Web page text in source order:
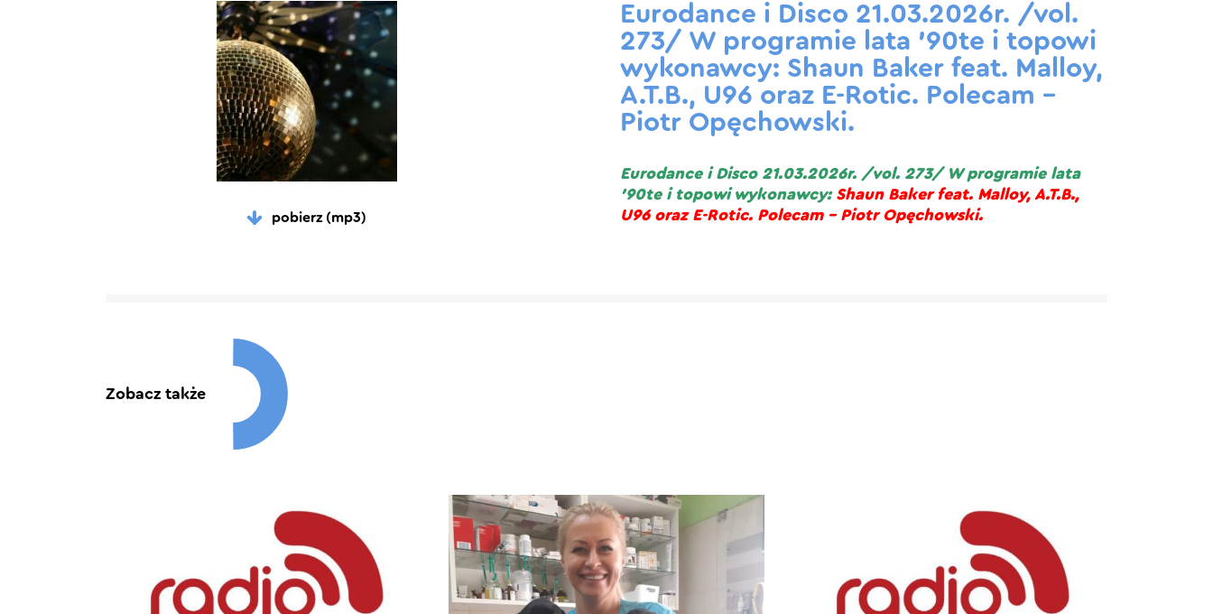
pobierz (mp3)
Eurodance i Disco 21.03.2026r. /vol.
273/ W programie lata ’90te i topowi
wykonawcy: Shaun Baker feat. Malloy,
A.T.B., U96 oraz E-Rotic. Polecam –
Piotr Opęchowski.
Eurodance i Disco 21.03.2026r. /vol. 273/ W programie lata
’90te i topowi wykonawcy: Shaun Baker feat. Malloy, A.T.B.,
U96 oraz E-Rotic. Polecam – Piotr Opęchowski.
Zobacz także